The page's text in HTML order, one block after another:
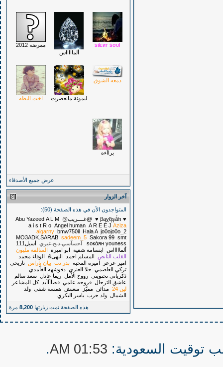
sιlєит ṡσυl
ألماااااس
ممرضه 2012
دمعه الشوق
ليمونة مانعصرت اخت البطه
براآءه
عرض جميع الأصدقاء
آخر الزوار
المتواجدون الآن في هذه الصفحة (50):
♥ βąỵℓįşǻŉ ♥
@غــــريب@ Abu Yazeed A L M
a i s t R o Angel human A R E E J Aziza
algarny bmw750il Hala A jo0ojo0o_2
MO3ADK.SARAB sadeem_5 Sakora 99 smt
soкάян youness آحسآسي ذبح غيري أسيل111
ألماااااس
ابتسامة شقية ابو اميرة السالفة مليون
القلب النابض
المسلم احمد النهى& الوفاء محمد
امير عرعر
اميره المحبه بدر نت بيان باراس تاريخي
تركي العاصمي حلا العنزي دفوشهه الغآمدي
ذكرياتي تحتويني رووح الأمل ريما عادل سعد سالم
عاشق الترحال فروحه علمي قصأأأأيد
كل المشاعر
لين 24
مدائن مميّز منعنش همسة شقى ولد
الشمال ولد حرب ياسر البكري
هذه الصفحة تمت زيارتها 8,200 مرة
01:53 AM
.